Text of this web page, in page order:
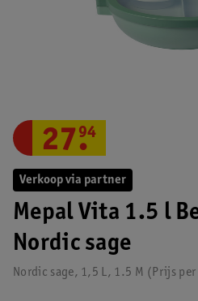
Verkoop via partner
Mepal Vita 1.5 l
Nordic sage
Nordic sage, 1,5 L, 1.5 M Prijs per
27.
94